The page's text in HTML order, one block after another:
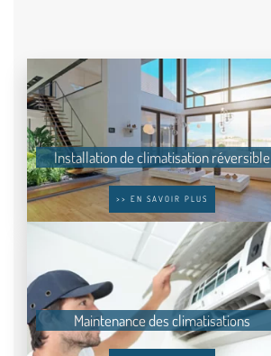
Installation de climatisation réversible
>> EN SAVOIR PLUS
Maintenance des climatisations